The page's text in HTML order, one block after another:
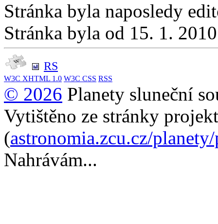
Stránka byla naposledy
Stránka byla od 15. 1.
RS
W3C XHTML 1.0 W3C CSS RSS
© 2026 Planety sluneční
Vytištěno ze stránky
(astronomia.zcu.cz/
Nahrávám...